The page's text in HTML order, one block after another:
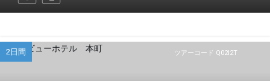
ツアーコード Q02I2T
2日間